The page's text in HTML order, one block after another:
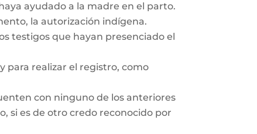
ayudado a la madre en el parto.
la autorización indígena.
testigos que hayan presenciado el
para realizar el registro, como
con ninguno de los anteriores
si es de otro credo reconocido por